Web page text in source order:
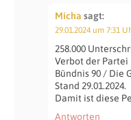
Micha sagt:
29.01.2024 um 7:31
258.000
Verbot der Partei
Bündnis 90 / Die
Stand 29.01.2024.
Damit ist diese
Antworten